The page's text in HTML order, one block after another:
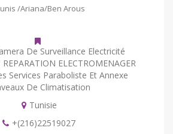
/Ariana/Ben Arous
De Surveillance Electricité
ELECTROMENAGER
Services Paraboliste Et Annexe
De Climatisation
Tunisie
+(216)22519027